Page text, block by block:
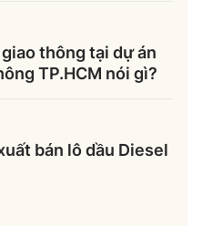
thông tại dự án
TP.HCM nói gì?
bán lô dầu Diesel